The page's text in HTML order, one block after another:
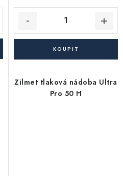
Zilmet tlaková nádoba Ultra
Pro 50 H